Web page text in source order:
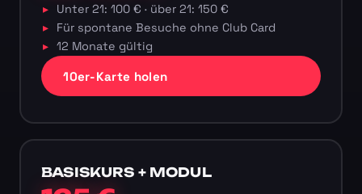
Unter 21: 100 € · über 21: 150 €
Für spontane Besuche ohne Club Card
12 Monate gültig
10er-Karte holen
BASISKURS + MODUL